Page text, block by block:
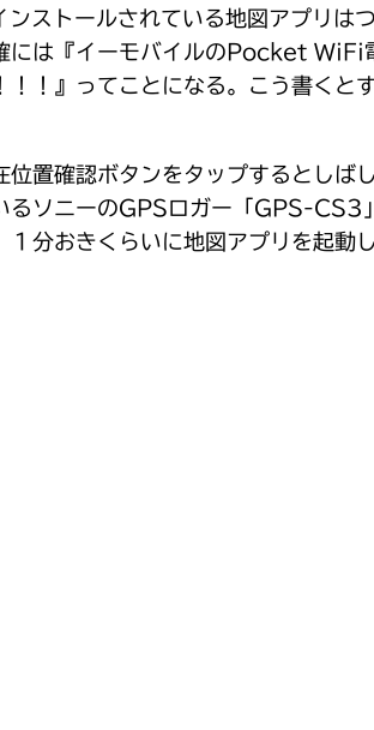
ストールされている地図アプリは
には『イーモバイルのPocket
！』ってことになる。こう書く
置確認ボタンをタップするとし
るソニーのGPSロガー「GPS-CS3
１分おきくらいに地図アプリを起